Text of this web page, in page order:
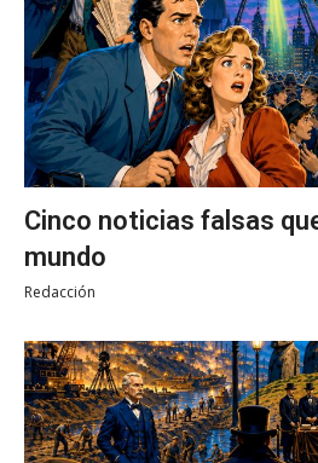
Cinco noticias falsas
mundo
Redacción